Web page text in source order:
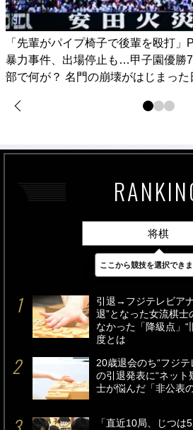
「先輩がパイプ椅子で後輩を殴打」
暴力事件、出場停止も…甲子園優勝
部で何が？ 名門の崩壊がはじまった
将棋
最新 24時間
引退→フジテレビア
退”となった女流棋
なかった「降級点」“
度とは
20歳退会のち“フジ
の引退発表に“ネッ
士が悩んだ「非公表
「直近10局、じつ
ここから競技を選択でき